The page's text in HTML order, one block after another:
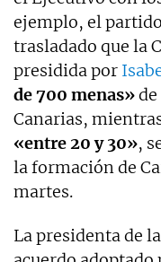
ejemplo, el
trasladado que la
presidida por
de 700 menas»
Canarias,
«entre 20 y 30»,
la formación de
martes.
La presidenta de